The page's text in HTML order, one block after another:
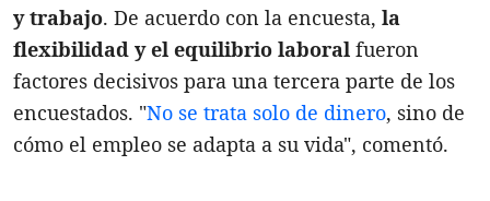
y trabajo. De acuerdo con la encuesta, la
flexibilidad y el equilibrio laboral fueron
factores decisivos para una tercera parte de los
encuestados. "No se trata solo de dinero, sino de
cómo el empleo se adapta a su vida", comentó.